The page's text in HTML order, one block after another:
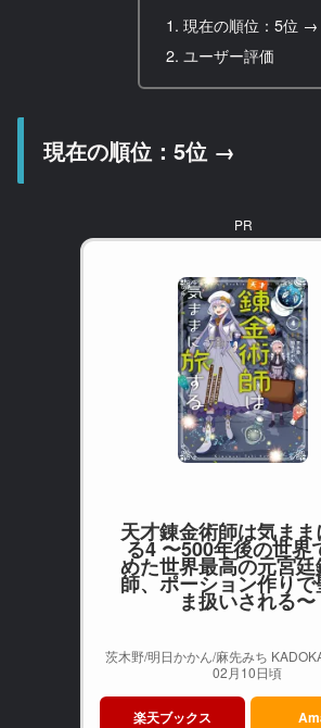
現在の順位：5位 →
ユーザー評価
現在の順位：5位 →
PR
天才錬金術師は気ま
る4 〜500年後の世界
めた世界最高の元宮
師、ポーション作りで
ま扱いされる〜
茨木野/明日かかん/麻先みち
02月10日頃
楽天ブックス